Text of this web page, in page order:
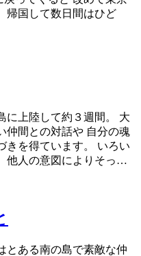
帰国して数日間はひど
に上陸して約３週間。 大
仲間との対話や 自分の魂
きを得ています。 いろい
他人の意図によりそっ…
とある南の島で素敵な仲